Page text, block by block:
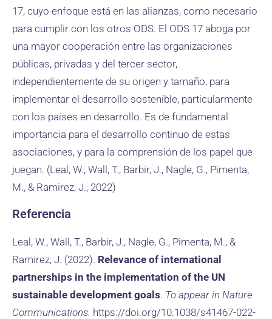
17, cuyo enfoque está en las alianzas, como necesario
para cumplir con los otros ODS. El ODS 17 aboga por
una mayor cooperación entre las organizaciones
públicas, privadas y del tercer sector,
independientemente de su origen y tamaño, para
implementar el desarrollo sostenible, particularmente
con los países en desarrollo. Es de fundamental
importancia para el desarrollo continuo de estas
asociaciones, y para la comprensión de los papel que
juegan. (Leal, W., Wall, T., Barbir, J., Nagle, G., Pimenta,
M., & Ramirez, J., 2022)
Referencia
Leal, W., Wall, T., Barbir, J., Nagle, G., Pimenta, M., &
Ramirez, J. (2022). Relevance of international
partnerships in the implementation of the UN
sustainable development goals. To appear in Nature
Communications. https://doi.org/10.1038/s41467-022-